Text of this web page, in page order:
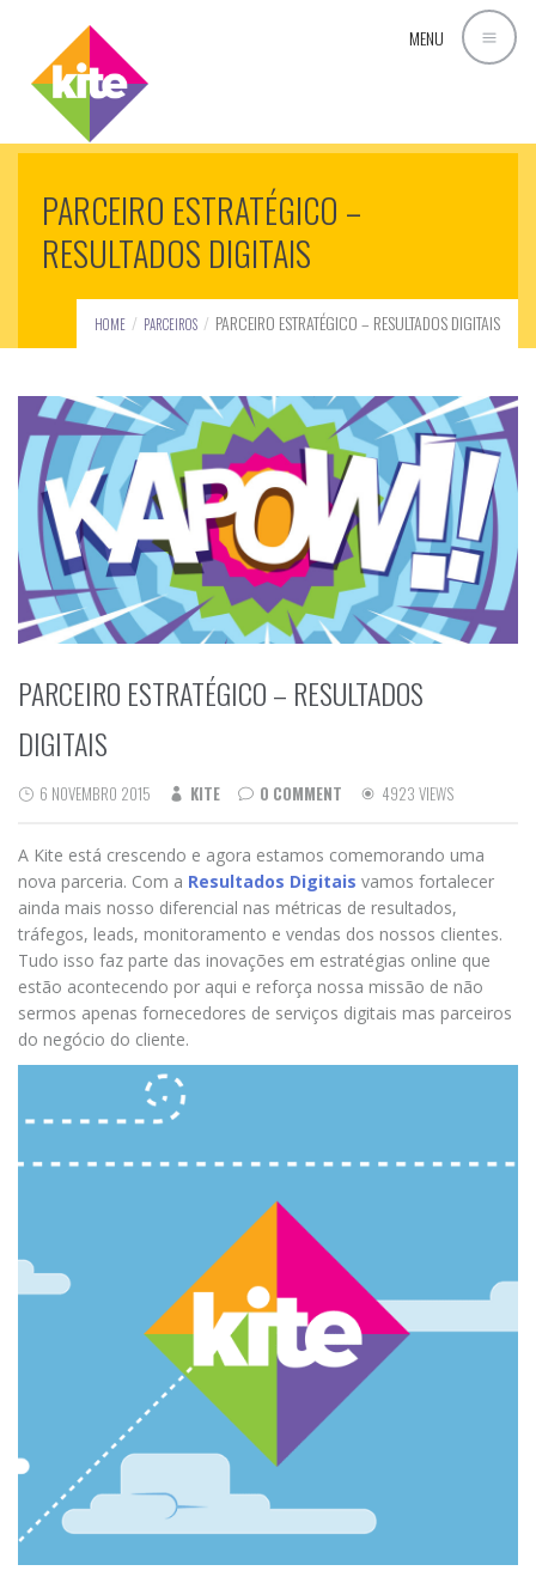
MENU
PARCEIRO ESTRATÉGICO –
RESULTADOS DIGITAIS
HOME PARCEIROS PARCEIRO ESTRATÉGICO – RESULTADOS DIGITAIS
PARCEIRO ESTRATÉGICO – RESULTADOS
DIGITAIS
6 NOVEMBRO 2015 KITE 0 COMMENT 4923 VIEWS
A Kite está crescendo e agora estamos comemorando uma
nova parceria. Com a Resultados Digitais vamos fortalecer
ainda mais nosso diferencial nas métricas de resultados,
tráfegos, leads, monitoramento e vendas dos nossos clientes.
Tudo isso faz parte das inovações em estratégias online que
estão acontecendo por aqui e reforça nossa missão de não
sermos apenas fornecedores de serviços digitais mas parceiros
do negócio do cliente.